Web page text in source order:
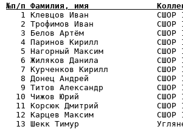
№п/п Фамилия, имя
1 Клевцов Иван
2 Трофимов Иван
3 Белов Артём
4 Паринов Кирилл
5 Нагорный Максим
6 Жиляков Данила
7 Курченков Кирилл
8 Донец Андрей
9 Титов Александр
10 Чижов Юрий
11 Корсюк Дмитрий
12 Карцев Максим